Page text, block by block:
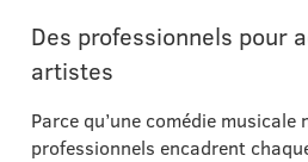
Des professionnels pour
artistes
Parce qu’une comédie musicale
professionnels encadrent